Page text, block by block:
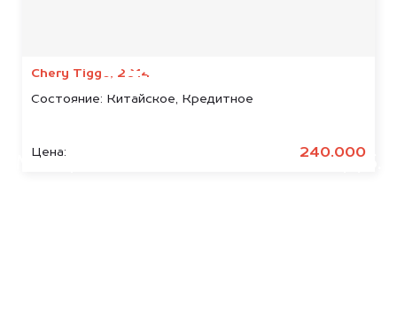
Chery Tiggo, 2014
Состояние: Китайское, Кредитное
Цена: 240.000
БЕСПЛАТНО
Узнайте стоимость арестованных
Мы купим ваше авто на 20.000 руб.